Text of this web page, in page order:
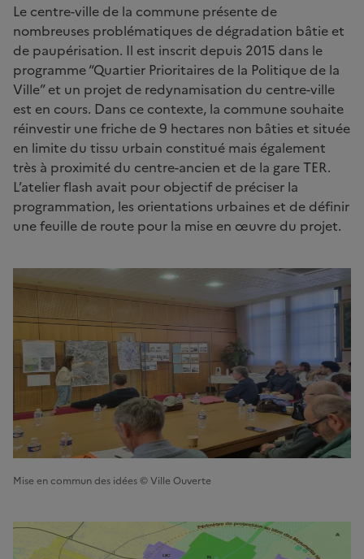
Le centre-ville de la commune présente de
nombreuses problématiques de dégradation bâtie et
de paupérisation. Il est inscrit depuis 2015 dans le
programme “Quartier Prioritaires de la Politique de la
Ville” et un projet de redynamisation du centre-ville
est en cours. Dans ce contexte, la commune souhaite
réinvestir une friche de 9 hectares non bâties et située
en limite du tissu urbain constitué mais également
très à proximité du centre-ancien et de la gare TER.
L’atelier flash avait pour objectif de préciser la
programmation, les orientations urbaines et de définir
une feuille de route pour la mise en œuvre du projet.
Mise en commun des idées © Ville Ouverte